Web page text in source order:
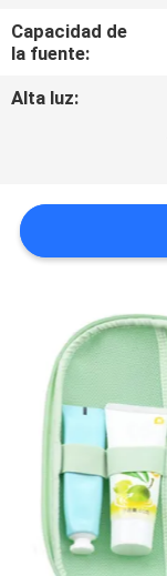
Capacidad de
la fuente:
Alta luz: